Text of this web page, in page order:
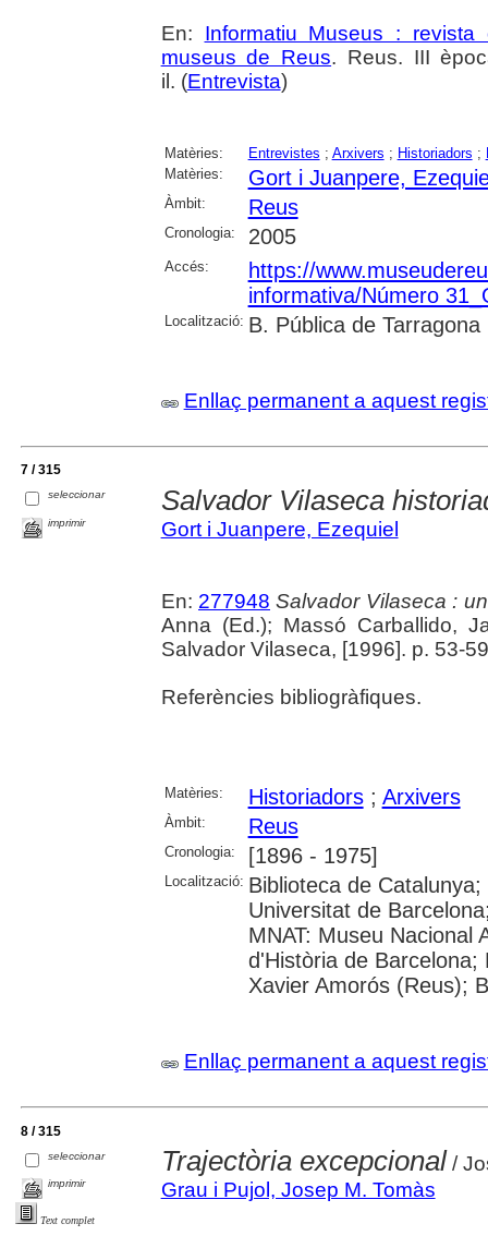
En: Informatiu Museus :
museus de Reus. Reus. III
il. (Entrevista)
Matèries: Entrevistes ; Arxivers ; Historiadors ;
Matèries:
Gort i Juanpere,
Àmbit: Reus
Cronologia: 2005
Accés:
https://
informativa/Número
Localització: B. Pública de Tarragona
Enllaç permanent a aquest
7 / 315
seleccionar
imprimir
Salvador Vilaseca
Gort i Juanpere, Ezequiel
En: 277948 Salvador Vilaseca :
Anna (Ed.); Massó Carballido,
Salvador Vilaseca, [1996]. p. 53-59
Referències bibliogràfiques.
Matèries: Historiadors; Arxivers
Àmbit: Reus
Cronologia: [1896 - 1975]
Localització: Biblioteca de
Universitat de
MNAT: Museu Nacional
d'Història de
Xavier Amorós (Reus);
Enllaç permanent a aquest
8 / 315
seleccionar
imprimir
Text complet
Trajectòria excepcional/
Grau i Pujol, Josep M. Tomàs